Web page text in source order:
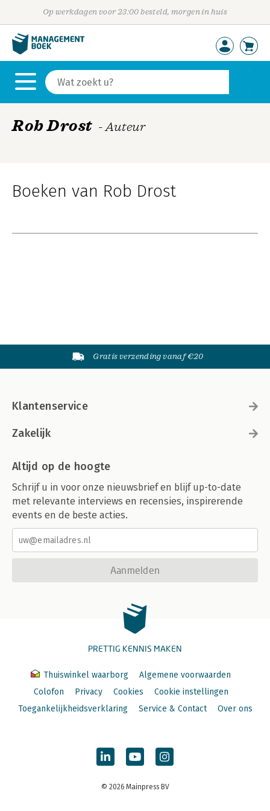
Op werkdagen voor 23:00 besteld, morgen in huis
Rob Drost - Auteur
Boeken van Rob Drost
Gratis verzending vanaf €20
Klantenservice
Zakelijk
Altijd op de hoogte
Schrijf u in voor onze nieuwsbrief en blijf up-to-date
met relevante interviews en recensies, inspirerende
events en de beste acties.
Aanmelden
PRETTIG KENNIS MAKEN
Thuiswinkel waarborg
Algemene voorwaarden
Colofon
Privacy Cookies
Cookie instellingen
Toegankelijkheidsverklaring
Service & Contact Over ons
© 2026 Mainpress BV